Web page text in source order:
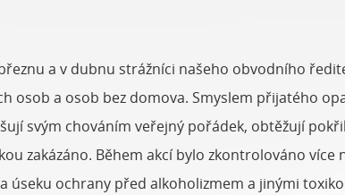
a v dubnu strážníci našeho obvodního
osob a osob bez domova. Smyslem přijatého
svým chováním veřejný pořádek, obtěžují
zakázáno. Během akcí bylo zkontrolováno
ochrany před alkoholizmem a jinými